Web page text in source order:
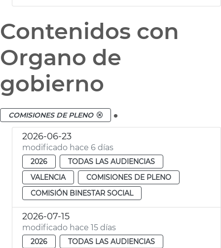
Contenidos con
Organo de
gobierno
COMISIONES DE PLENO .
2026-06-23
modificado hace 6 días
2026
TODAS LAS AUDIENCIAS
VALENCIA
COMISIONES DE PLENO
COMISIÓN BINESTAR SOCIAL
2026-07-15
modificado hace 15 días
2026
TODAS LAS AUDIENCIAS